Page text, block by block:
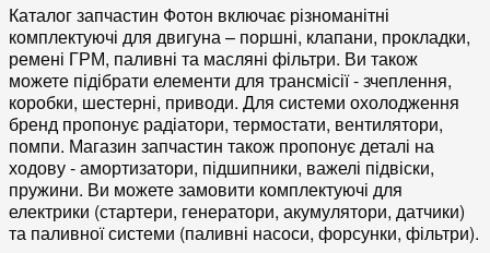
Каталог запчастин Фотон включає різноманітні
комплектуючі для двигуна – поршні, клапани, прокладки,
ремені ГРМ, паливні та масляні фільтри. Ви також
можете підібрати елементи для трансмісії - зчеплення,
коробки, шестерні, приводи. Для системи охолодження
бренд пропонує радіатори, термостати, вентилятори,
помпи. Магазин запчастин також пропонує деталі на
ходову - амортизатори, підшипники, важелі підвіски,
пружини. Ви можете замовити комплектуючі для
електрики (стартери, генератори, акумулятори, датчики)
та паливної системи (паливні насоси, форсунки, фільтри).